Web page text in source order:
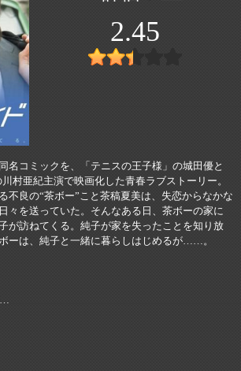
2.45
名コミックを、「テニスの王子様」の城田優と
川村亜紀主演で映画化した青春ラブストーリー。
不良の“茶ボー”こと茶稿夏美は、失恋からなかな
々を送っていた。そんなある日、茶ボーの家に
が訪ねてくる。純子が家を失ったことを知り放
ーは、純子と一緒に暮らしはじめるが……。
…